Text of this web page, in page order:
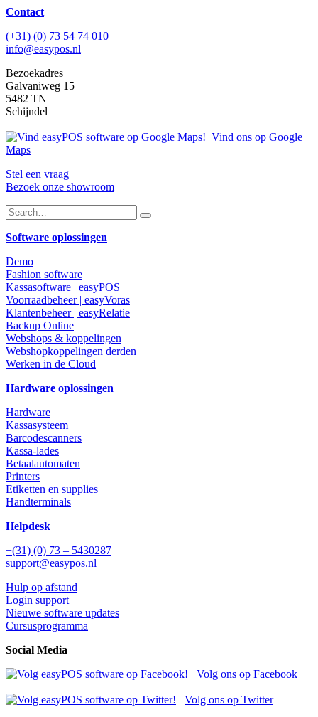
Contact
(+31) (0) 73 54 74 010
info@easypos.nl
Bezoekadres
Galvaniweg 15
5482 TN
Schijndel
Vind ons op Google
Maps
Stel een vraag
Bezoek onze showroom
Software oplossingen
Demo
Fashion software
Kassasoftware | easyPOS
Voorraadbeheer | easyVoras
Klantenbeheer | easyRelatie
Backup Online
Webshops & koppelingen
Webshopkoppelingen derden
Werken in de Cloud
Hardware oplossingen
Hardware
Kassasysteem
Barcodescanners
Kassa-lades
Betaalautomaten
Printers
Etiketten en supplies
Handterminals
Helpdesk
+(31) (0) 73 – 5430287
support@easypos.nl
Hulp op afstand
Login support
Nieuwe software updates
Cursusprogramma
Social Media
Volg ons op Facebook
Volg ons op Twitter